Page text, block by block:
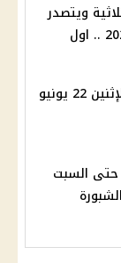
ويتصدر
مجموعته في كأس العالم 2026 .. اول
سعر الريال السعودي اليوم الإثنين 22 يونيو
السبت